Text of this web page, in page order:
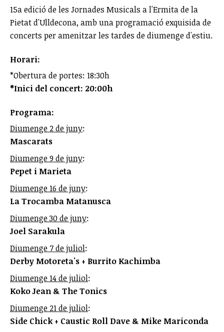
15a edició de les Jornades Musicals a l'Ermita de la
Pietat d'Ulldecona, amb una programació exquisida de
concerts per amenitzar les tardes de diumenge d'estiu.
Horari:
*Obertura de portes: 18:30h
*Inici del concert: 20:00h
Programa:
Diumenge 2 de juny:
Mascarats
Diumenge 9 de juny:
Pepet i Marieta
Diumenge 16 de juny:
La Trocamba Matanusca
Diumenge 30 de juny:
Joel Sarakula
Diumenge 7 de juliol:
Derby Motoreta's + Burrito Kachimba
Diumenge 14 de juliol:
Koko Jean & The Tonics
Diumenge 21 de juliol:
Side Chick + Caustic Roll Dave & Mike Mariconda